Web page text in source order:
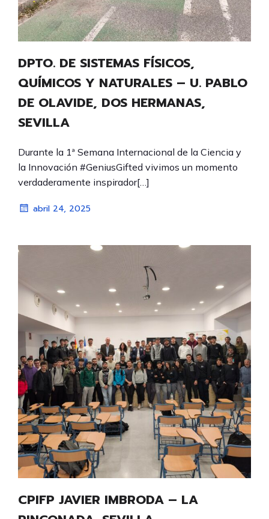
DPTO. DE SISTEMAS FÍSICOS,
QUÍMICOS Y NATURALES – U. PABLO
DE OLAVIDE, DOS HERMANAS,
SEVILLA
Durante la 1ª Semana Internacional de la Ciencia y
la Innovación #GeniusGifted vivimos un momento
verdaderamente inspirador[…]
abril 24, 2025
CPIFP JAVIER IMBRODA – LA